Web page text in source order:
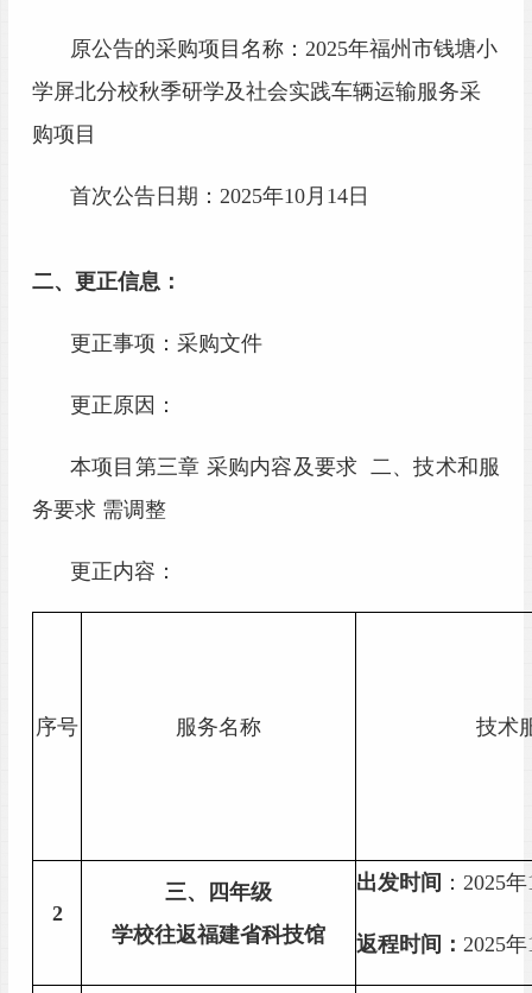
原公告的采购项目名称： 2025年福州市钱塘小
学屏北分校秋季研学及社会实践车辆运输服务采
购项目
首次公告日期： 2025年10 月 14日
二、更正信息：
更正事项：采购文件
更正原因：
本项目第三章 采购内容及要求
二、技术和服
务要求 需调整
更正内容：
序号 服务名称 技术
2
三、
四年级
学校往返福建省科技馆
出发时间 ： 2025年
返程时间： 2025